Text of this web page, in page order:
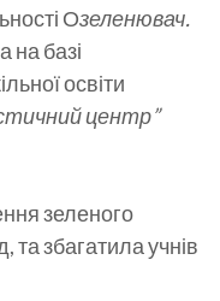
Озеленювач.
на базі
освіти
центр”
зеленого
та збагатила учнів